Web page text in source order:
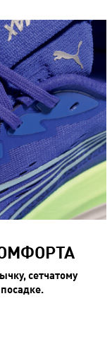
сетчатому